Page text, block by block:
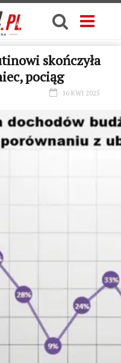
skończyła
pociąg
16 KWI 2025